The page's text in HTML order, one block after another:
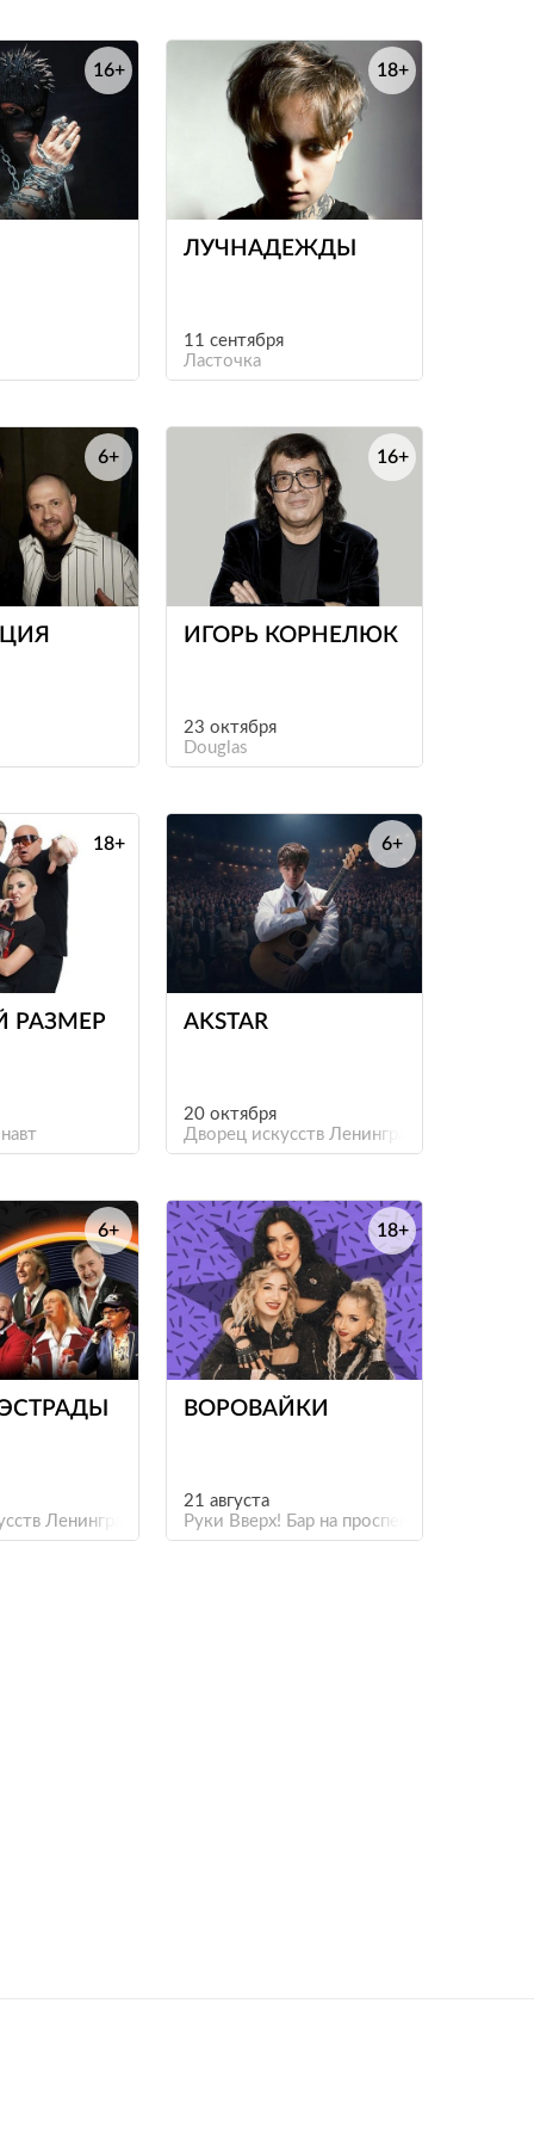
е
16+
ЛУЧНАДЕЖДЫ
11 сентября
Ласточка
18+
е
6+
ИГОРЬ КОРНЕЛЮК
23 октября
Douglas
16+
е
РАЗМЕР
18+
е
AKSTAR
20 октября
Дворец искусств Ленинградской области
6+
е
Ленинградской области
6+
е
ВОРОВАЙКИ
21 августа
Руки Вверх! Бар на проспекте Культуры
18+